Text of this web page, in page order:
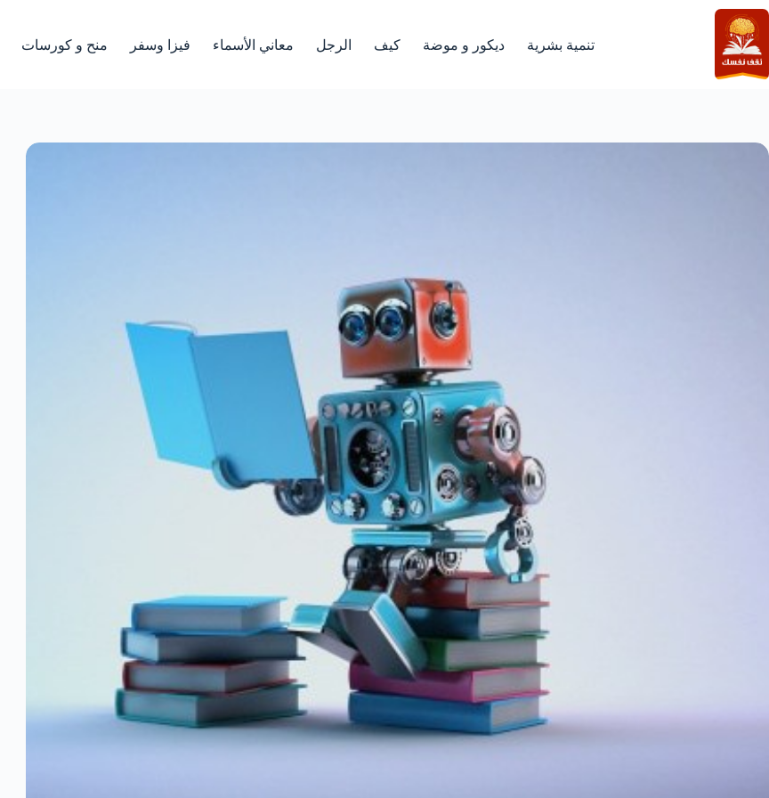
التجاوز
إلى
المحتوى
تنمية بشرية ديكور و موضة كيف الرجل معاني الأسماء فيزا وسفر منح و كورسات